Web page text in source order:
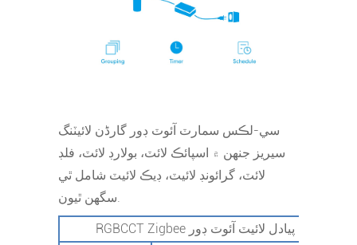
سي-لڪس سمارٽ آئوٽ ڊور گارڈن لائيٽنگ
سيريز جنهن ۾ اسپائڪ لائٽ، بولارڊ لائٽ، فلڊ
لائٽ، گرائونڊ لائيٽ، ڊيڪ لائيٽ شامل ٿي
RGBCCT Zigbee سمارٽ پيادل لائيٽ آئوٽ ڊور